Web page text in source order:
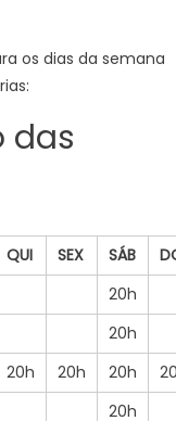
os dias da semana
das
QUI SEX SÁB
20h
20h
20h 20h 20h
20h